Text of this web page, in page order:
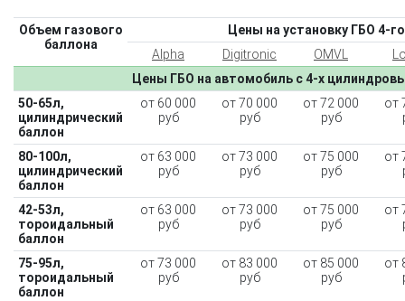
Объем газового
баллона
Цены на установку ГБО 4-
Alpha
Digitronic OMVL
Цены ГБО на автомобиль с 4-х
50-65л,
цилиндрический
баллон
от 60 000
руб
от 70 000
руб
от 72 000
руб
от
80-100л,
цилиндрический
баллон
от 63 000
руб
от 73 000
руб
от 75 000
руб
от
42-53л,
тороидальный
баллон
от 63 000
руб
от 73 000
руб
от 75 000
руб
от
75-95л,
тороидальный
баллон
от 73 000
руб
от 83 000
руб
от 85 000
руб
от